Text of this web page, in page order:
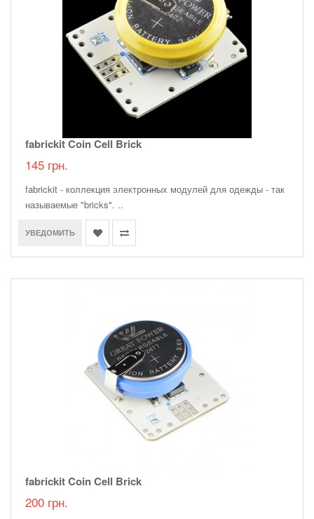
fabrickit Coin Cell Brick
145 грн.
fabrickit - коллекция электронных модулей для одежды - так
называемые "bricks". ..
УВЕДОМИТЬ
fabrickit Coin Cell Brick
200 грн.